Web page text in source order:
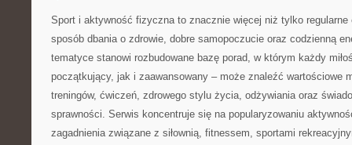
Sport i aktywność fizyczna to znacznie więcej niż tylko
sposób dbania o zdrowie, dobre samopoczucie oraz codzienną
tematyce stanowi rozbudowane bazę porad, w którym każdy
początkujący, jak i zaawansowany – może znaleźć wartościowe
treningów, ćwiczeń, zdrowego stylu życia, odżywiania oraz
sprawności. Serwis koncentruje się na popularyzowaniu
zagadnienia związane z siłownią, fitnessem, sportami